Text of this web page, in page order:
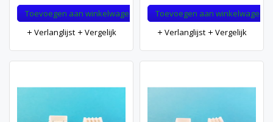
Toevoegen aan winkelwagen
Verlanglijst
Vergelijk
Toevoegen aan winkelwagen
Verlanglijst
Vergelijk